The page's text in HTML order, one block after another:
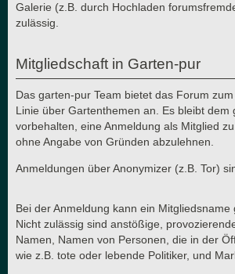
Galerie (z.B. durch Hochladen
zulässig.
Mitgliedschaft in Garten-pur
Das garten-pur Team bietet das Forum
Linie über Gartenthemen an. Es bleibt dem
vorbehalten, eine Anmeldung als Mitglied
ohne Angabe von Gründen abzulehnen.
Anmeldungen über Anonymizer (z.B. Tor)
Bei der Anmeldung kann ein Mitgliedsname
Nicht zulässig sind anstößige,
Namen, Namen von Personen, die in der
wie z.B. tote oder lebende Politiker, und